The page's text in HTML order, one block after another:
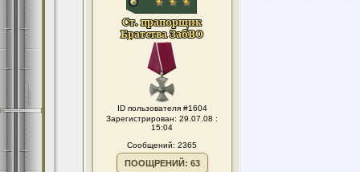
ID пользователя #1604
Зарегистрирован: 29.07.08 :
15:04
Сообщений: 2365
ПООЩРЕНИЙ: 63